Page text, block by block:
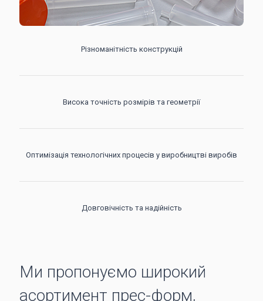
Різноманітність конструкцій
Висока точність розмірів та геометрії
Оптимізація технологічних процесів у виробництві виробів
Довговічність та надійність
Ми пропонуємо широкий
асортимент прес-форм,